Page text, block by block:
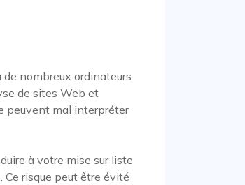
nombreux ordinateurs
de sites Web et
peuvent mal interpréter
à votre mise sur liste
risque peut être évité